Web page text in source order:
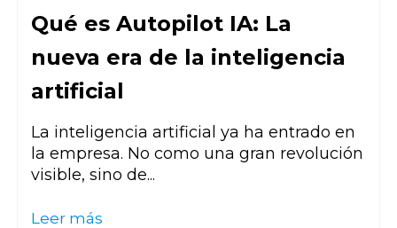
Qué es Autopilot IA: La
nueva era de la inteligencia
artificial
La inteligencia artificial ya ha entrado en
la empresa. No como una gran revolución
visible, sino de...
Leer más